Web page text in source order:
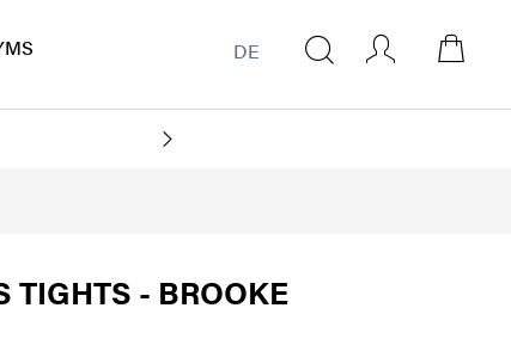
DE
TIGHTS - BROOKE